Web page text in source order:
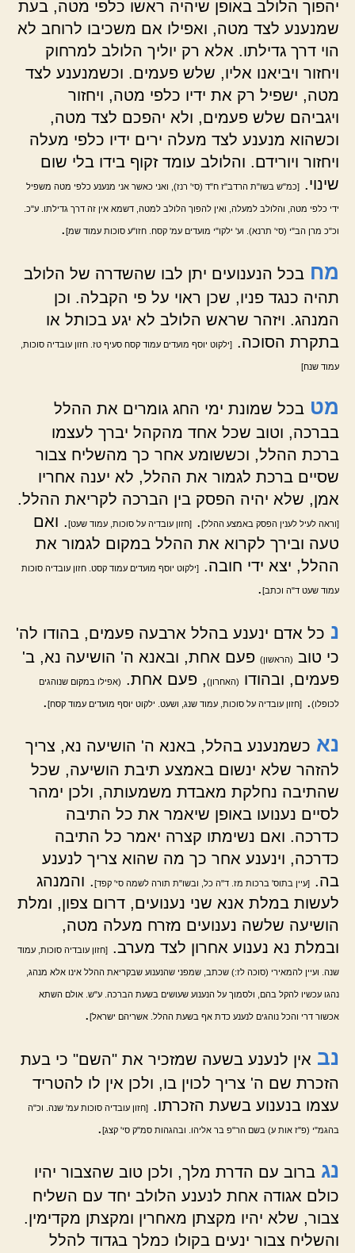
יהפוך הלולב באופן שיהיה ראשו כלפי מטה, בעת
שמנענע לצד מטה, ואפילו אם משכיבו לרוחב לא
הוי דרך גדילתו. אלא רק יוליך הלולב למרחוק
ויחזור ויביאנו אליו, שלש פעמים. וכשמנענע לצד
מטה, ישפיל רק את ידיו כלפי מטה, ויחזור
ויגביהם שלש פעמים, ולא יהפכם לצד מטה,
וכשהוא מנענע לצד מעלה ירים ידיו כלפי מעלה
ויחזור ויורידם. והלולב עומד זקוף בידו בלי שום
שינוי. [כמ"ש בשו"ת הרדב"ז ח"ד (סי' רנז), ואני כאשר אני מנענע כלפי מטה משפיל
ידי כלפי מטה, והלולב למעלה, ואין להפוך הלולב למטה, דשמא אין זה דרך גדילתו. ע"כ.
וכ"כ מרן הב"י (סי' תרנא). וע' ילקו"י מועדים עמ' קסח. חזו"ע סוכות עמוד שמ].
מח בכל הנענועים יתן לבו שהשדרה של הלולב
תהיה כנגד פניו, שכן ראוי על פי הקבלה. וכן
המנהג. ויזהר שראש הלולב לא יגע בכותל או
בתקרת הסוכה. [ילקוט יוסף מועדים עמוד קסח סעיף טז. חזון עובדיה סוכות,
עמוד שנח]
מט בכל שמונת ימי החג גומרים את ההלל
בברכה, וטוב שכל אחד מהקהל יברך לעצמו
ברכת ההלל, וכששומע אחר כך מהשליח צבור
שסיים ברכת לגמור את ההלל, לא יענה אחריו
אמן, שלא יהיה הפסק בין הברכה לקריאת ההלל.
[וראה לעיל לענין הפסק באמצע ההלל]. [חזון עובדיה על סוכות, עמוד שעט]. ואם
טעה ובירך לקרוא את ההלל במקום לגמור את
ההלל, יצא ידי חובה. [ילקוט יוסף מועדים עמוד קסט. חזון עובדיה סוכות
עמוד שעט ד"ה וכתב].
נ כל אדם ינענע בהלל ארבעה פעמים, בהודו לה'
כי טוב (הראשון) פעם אחת, ובאנא ה' הושיעה נא, ב'
פעמים, ובהודו
(האחרון), פעם אחת. (אפילו במקום שנוהגים
לכופלו). [חזון עובדיה על סוכות, עמוד שנג, ושעט. ילקוט יוסף מועדים עמוד קסח].
נא כשמנענע בהלל, באנא ה' הושיעה נא, צריך
להזהר שלא ינשום באמצע תיבת הושיעה, שכל
שהתיבה נחלקת מאבדת משמעותה, ולכן ימהר
לסיים נענועו באופן שיאמר את כל התיבה
כדרכה. ואם נשימתו קצרה יאמר כל התיבה
כדרכה, וינענע אחר כך מה שהוא צריך לנענע
בה. [עיין בתוס' ברכות מז. ד"ה כל, ובשו"ת תורה לשמה סי' קפד]. והמנהג
לעשות במלת אנא שני נענועים, דרום צפון, ומלת
הושיעה שלשה נענועים מזרח מעלה מטה,
ובמלת נא נענוע אחרון לצד מערב. [חזון עובדיה סוכות, עמוד
שנה. ועיין להמאירי (סוכה לז:) שכתב, שמפני שהנענוע שבקריאת ההלל אינו אלא מנהג,
נהגו עכשיו להקל בהם, ולסמוך על הנענוע שעושים בשעת הברכה. ע"ש. אולם השתא
אכשור דרי והכל נוהגים לנענע כדת אף בשעת ההלל. אשריהם ישראל].
נב אין לנענע בשעה שמזכיר את "השם" כי בעת
הזכרת שם ה' צריך לכוין בו, ולכן אין לו להטריד
עצמו בנענוע בשעת הזכרתו. [חזון עובדיה סוכות עמ' שנה. וכ"ה
בהגמ"י (פ"ז אות ע) בשם הר"פ בר אליהו. ובהגהות סמ"ק סי' קצג].
נג ברוב עם הדרת מלך, ולכן טוב שהצבור יהיו
כולם אגודה אחת לנענע הלולב יחד עם השליח
צבור, שלא יהיו מקצתן מאחרין ומקצתן מקדימין.
והשליח צבור ינעים בקולו כמלך בגדוד להלל